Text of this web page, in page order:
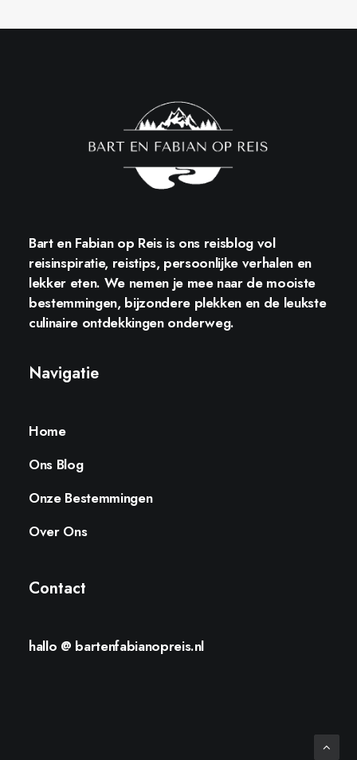
Bart en Fabian op Reisis ons reisblog vol
reisinspiratie, reistips, persoonlijke verhalen en
lekker eten. We nemen je mee naar de mooiste
bestemmingen, bijzondere plekken en de leukste
culinaire ontdekkingen onderweg.
Navigatie
Home
Ons Blog
Onze Bestemmingen
Over Ons
Contact
hallo @ bartenfabianopreis.nl